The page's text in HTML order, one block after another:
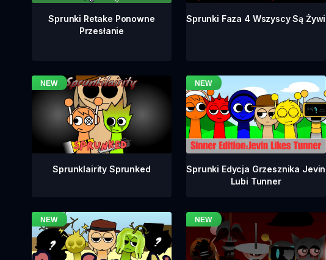
Sprunki Retake Ponowne
Przesłanie
Sprunki Faza 4 Wszyscy Są Żywi
Sprunklairity Sprunked
Sprunki Edycja Grzesznika Jevin
Lubi Tunner